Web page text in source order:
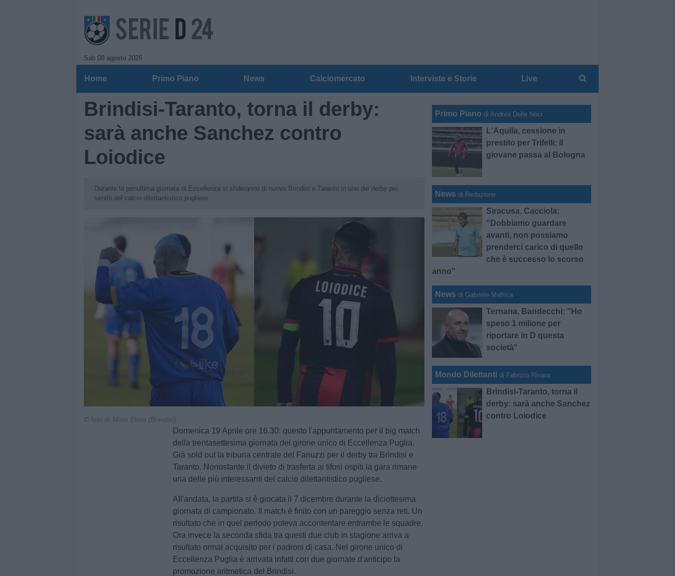
Sab 08 agosto 2026
Home Primo Piano News Calciomercato Interviste e Storie Live
Brindisi-Taranto, torna il derby:
sarà anche Sanchez contro
Loiodice
Durante la penultima giornata di Eccellenza si sfideranno di nuovo Brindisi e Taranto in uno dei derby più
sentiti del calcio dilettantistico pugliese
© foto di Mino Elmo (Brindisi)
Domenica 19 Aprile ore 16.30: questo l'appuntamento per il big match
della trentasettesima giornata del girone unico di Eccellenza Puglia.
Già sold out la tribuna centrale del Fanuzzi per il derby tra Brindisi e
Taranto. Nonostante il divieto di trasferta ai tifosi ospiti la gara rimane
una delle più interessanti del calcio dilettantistico pugliese.
All'andata, la partita si è giocata il 7 dicembre durante la diciottesima
giornata di campionato. Il match è finito con un pareggio senza reti. Un
risultato che in quel periodo poteva accontentare entrambe le squadre.
Ora invece la seconda sfida tra questi due club in stagione arriva a
risultato ormai acquisito per i padroni di casa. Nel girone unico di
Eccellenza Puglia è arrivata infatti con due giornate d'anticipo la
promozione aritmetica del Brindisi.
Primo Piano di Andrea Delle Noci
L'Aquila, cessione in
prestito per Trifelli: il
giovane passa al Bologna
News di Redazione
Siracusa, Cacciola:
"Dobbiamo guardare
avanti, non possiamo
prenderci carico di quello
che è successo lo scorso
anno"
News di Gabriele Mafrica
Ternana, Bandecchi: "Ho
speso 1 milione per
riportare in D questa
società"
Mondo Dilettanti di Fabrizio Rivara
Brindisi-Taranto, torna il
derby: sarà anche Sanchez
contro Loiodice